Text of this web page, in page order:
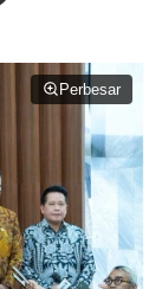
Perbesar